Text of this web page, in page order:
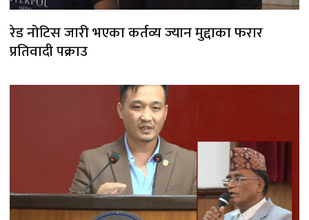
रेड नोटिस जारी भएका कर्तव्य ज्यान मुद्दाका फरार
प्रतिवादी पक्राउ